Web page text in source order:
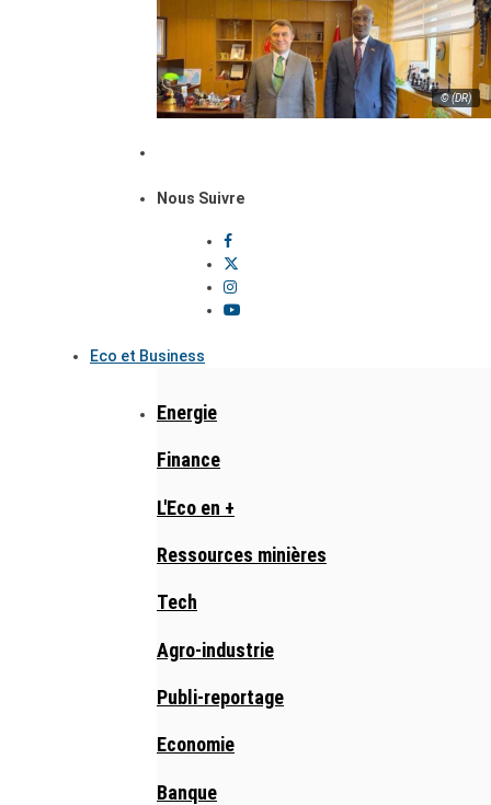
© (DR)
Nous Suivre
Eco et Business
Energie
Finance
L'Eco en +
Ressources minières
Tech
Agro-industrie
Publi-reportage
Economie
Banque